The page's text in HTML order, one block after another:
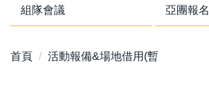
組隊會議
亞團報名
首頁 活動報備&場地借用(暫